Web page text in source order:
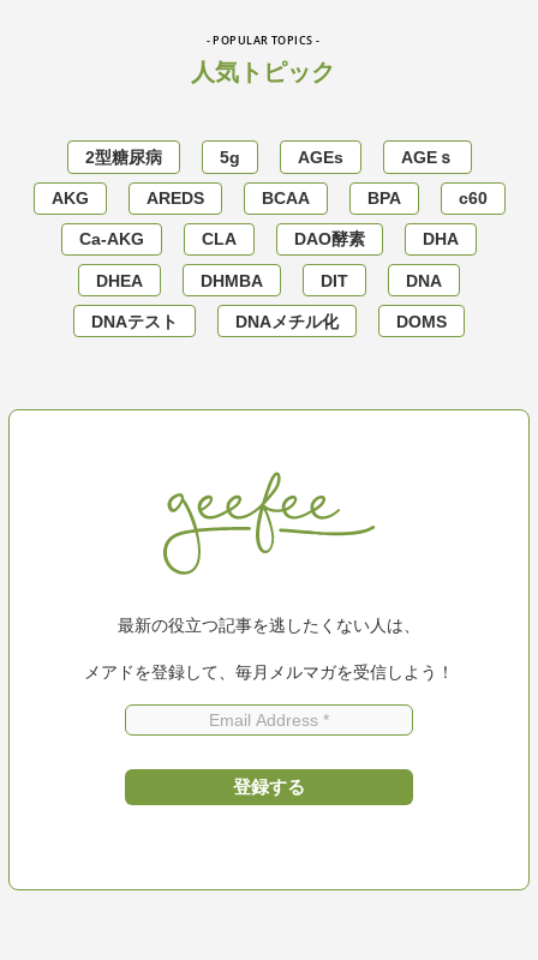
- POPULAR TOPICS -
人気トピック
2型糖尿病 5g AGEs AGEｓ
AKG AREDS BCAA BPA c60
Ca-AKG CLA DAO酵素 DHA
DHEA DHMBA DIT DNA
DNAテスト DNAメチル化 DOMS
最新の役立つ記事を逃したくない人は、
メアドを登録して、毎月メルマガを受信しよう！